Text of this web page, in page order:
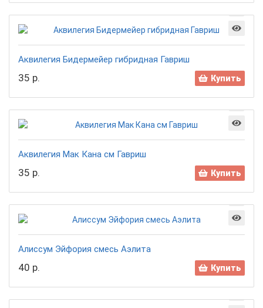
Аквилегия Бидермейер гибридная Гавриш
35 р. Купить
Аквилегия Мак Кана см Гавриш
35 р. Купить
Алиссум Эйфория смесь Аэлита
40 р. Купить